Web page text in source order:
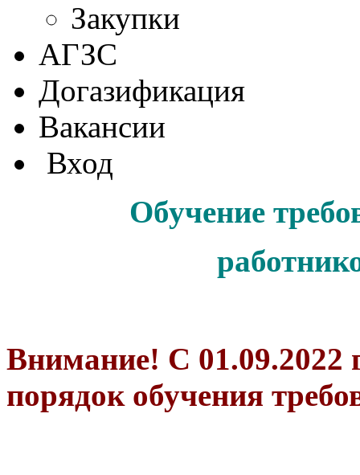
Закупки
АГЗС
Догазификация
Вакансии
Вход
Обучение
Внимание! С 01.09.2022
порядок обучения